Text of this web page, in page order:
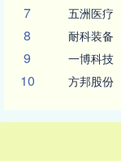
7 五洲医疗
8 耐科装备
9 一博科技
10 方邦股份